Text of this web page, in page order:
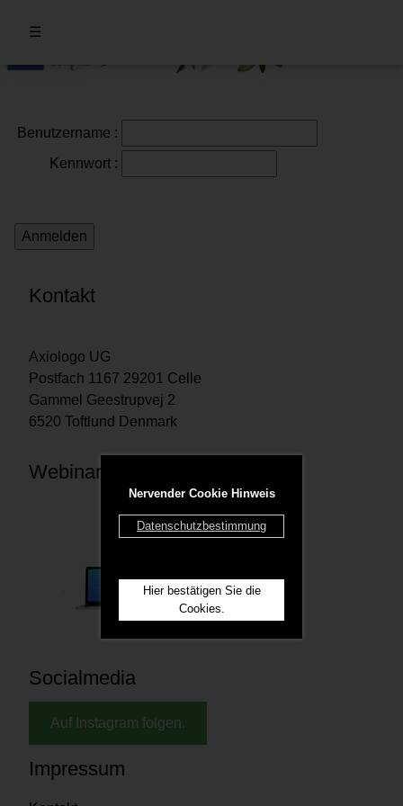
Nervender Cookie Hinweis
Datenschutzbestimmung
Hier bestätigen Sie die
Cookies.
☰
Benutzername :
Kennwort :
Kontakt
Axiologo UG
Postfach 1167 29201 Celle
Gammel Geestrupvej 2
6520 Toftlund Denmark
Webinare
Socialmedia
Auf Instagram folgen.
Impressum